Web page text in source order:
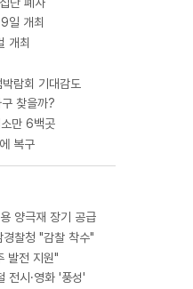
일 개최
개최
람회 기대감도
찾을까?
만 6백곳
복구
양극재 장기 공급
찰청 "감찰 착수"
발전 지원"
전시·영화 '풍성'